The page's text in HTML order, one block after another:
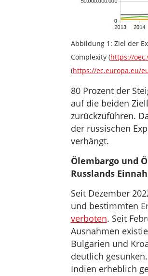
Abbildung 1: Ziel der
Complexity (https://
(https://ec.europa.eu/
80 Prozent der
auf die beiden
zurückzuführen.
der russischen
verhängt.
Ölembargo und
Russlands
Seit Dezember
und bestimmten
verboten. Seit
Ausnahmen
Bulgarien und
deutlich
Indien erheblich